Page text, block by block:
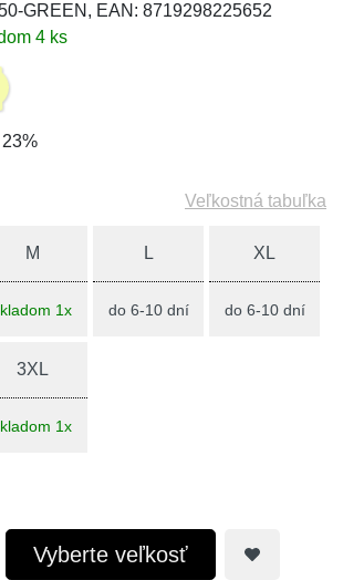
GREEN, EAN: 8719298225652
4 ks
Veľkostná tabuľka
M
1x
L
do 6-10 dní
XL
do 6-10 dní
3XL
1x
Vyberte veľkosť